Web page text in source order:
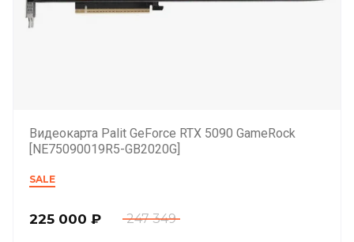
Видеокарта Palit GeForce RTX 5090 GameRock
[NE75090019R5-GB2020G]
SALE
247 349
225 000 ₽